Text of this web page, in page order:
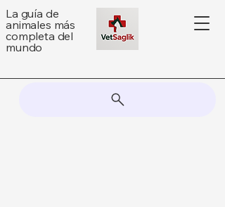
La guía de
animales más
completa del
mundo